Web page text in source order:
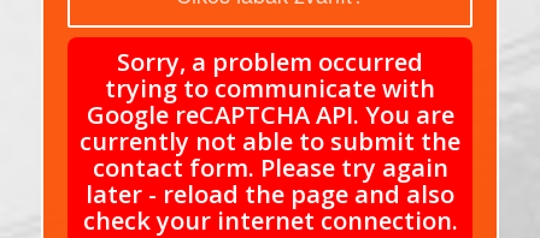
Sorry, a problem occurred
trying to communicate with
Google reCAPTCHA API. You are
currently not able to submit the
contact form. Please try again
later - reload the page and also
check your internet connection.